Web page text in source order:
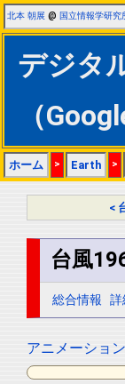
北本 朝展 @ 国立情報学研究
デジタ
（
ホーム > Earth >
<
台風
総合情報 詳
アニメーショ